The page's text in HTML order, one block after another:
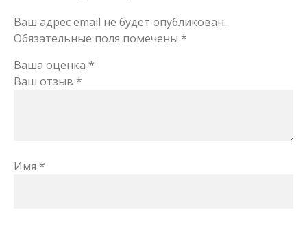
Ваш адрес email не будет опубликован.
Обязательные поля помечены *
Ваша оценка *
Ваш отзыв *
Имя *